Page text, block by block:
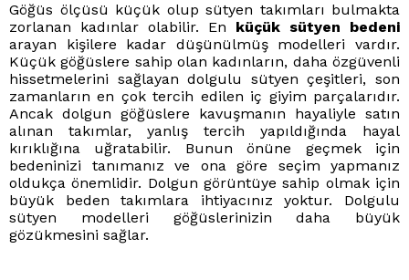
Göğüs ölçüsü küçük olup sütyen takımları bulmakta
zorlanan kadınlar olabilir. En küçük sütyen bedeni
arayan kişilere kadar düşünülmüş modelleri vardır.
Küçük göğüslere sahip olan kadınların, daha özgüvenli
hissetmelerini sağlayan dolgulu sütyen çeşitleri, son
zamanların en çok tercih edilen iç giyim parçalarıdır.
Ancak dolgun göğüslere kavuşmanın hayaliyle satın
alınan takımlar, yanlış tercih yapıldığında hayal
kırıklığına uğratabilir. Bunun önüne geçmek için
bedeninizi tanımanız ve ona göre seçim yapmanız
oldukça önemlidir. Dolgun görüntüye sahip olmak için
büyük beden takımlara ihtiyacınız yoktur. Dolgulu
sütyen modelleri göğüslerinizin daha büyük
gözükmesini sağlar.